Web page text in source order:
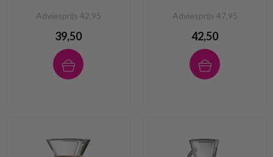
Adviesprijs 42,95
39,50
Adviesprijs 47,95
42,50